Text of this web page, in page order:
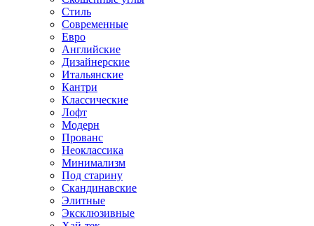
Стиль
Современные
Евро
Английские
Дизайнерские
Итальянские
Кантри
Классические
Лофт
Модерн
Прованс
Неоклассика
Минимализм
Под старину
Скандинавские
Элитные
Эксклюзивные